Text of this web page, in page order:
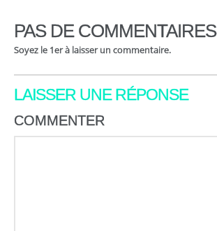
PAS DE COMMENTAIRES
Soyez le 1er à laisser un commentaire.
LAISSER UNE RÉPONSE
COMMENTER